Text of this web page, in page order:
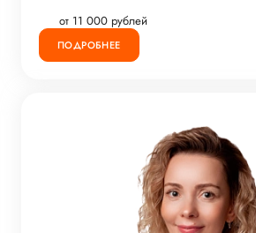
от 11 000 рублей
ПОДРОБНЕЕ